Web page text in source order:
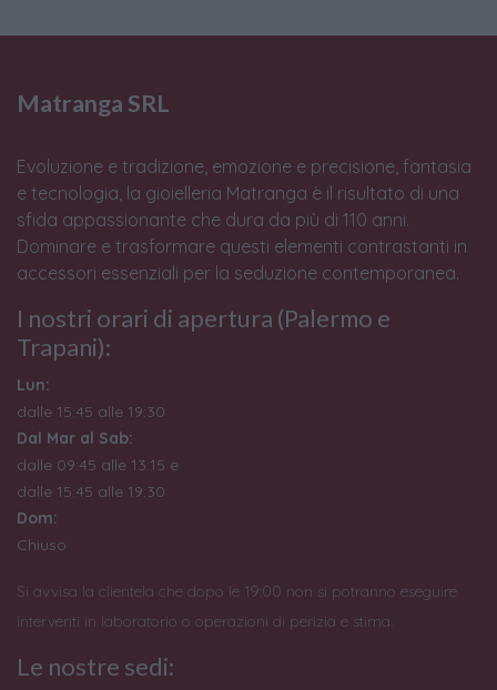
Matranga SRL
Evoluzione e tradizione, emozione e precisione, fantasia
e tecnologia, la gioielleria Matranga è il risultato di una
sfida appassionante che dura da più di 110 anni.
Dominare e trasformare questi elementi contrastanti in
accessori essenziali per la seduzione contemporanea.
I nostri orari di apertura (Palermo e
Trapani):
Lun:
dalle 15:45 alle 19:30
Dal Mar al Sab:
dalle 09:45 alle 13:15 e
dalle 15:45 alle 19:30
Dom:
Chiuso
Si avvisa la clientela che dopo le 19:00 non si potranno eseguire
interventi in laboratorio o operazioni di perizia e stima.
Le nostre sedi: